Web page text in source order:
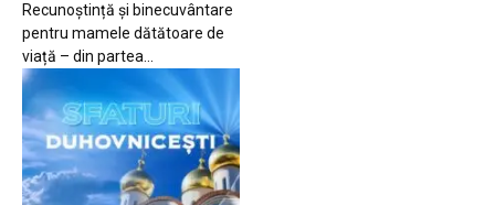
Recunoștință și binecuvântare
pentru mamele dătătoare de
viață – din partea...